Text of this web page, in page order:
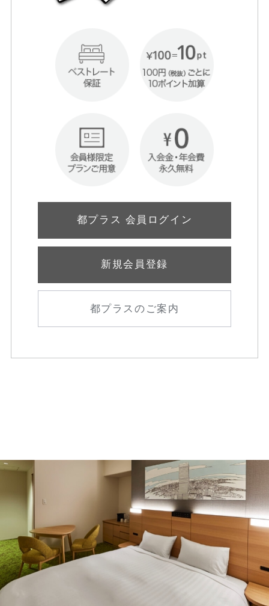
都プラス 会員ログイン
新規会員登録
都プラスのご案内